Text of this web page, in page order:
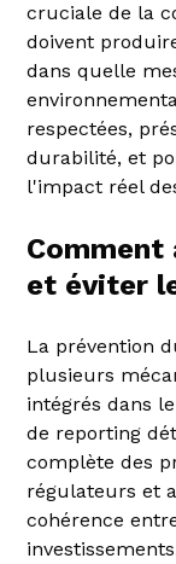
cruciale de la
doivent
dans quelle
respectées,
durabilité, et
l'impact réel
Comment
et éviter
La prévention
plusieurs
intégrés dans
de reporting
complète des
régulateurs et
cohérence